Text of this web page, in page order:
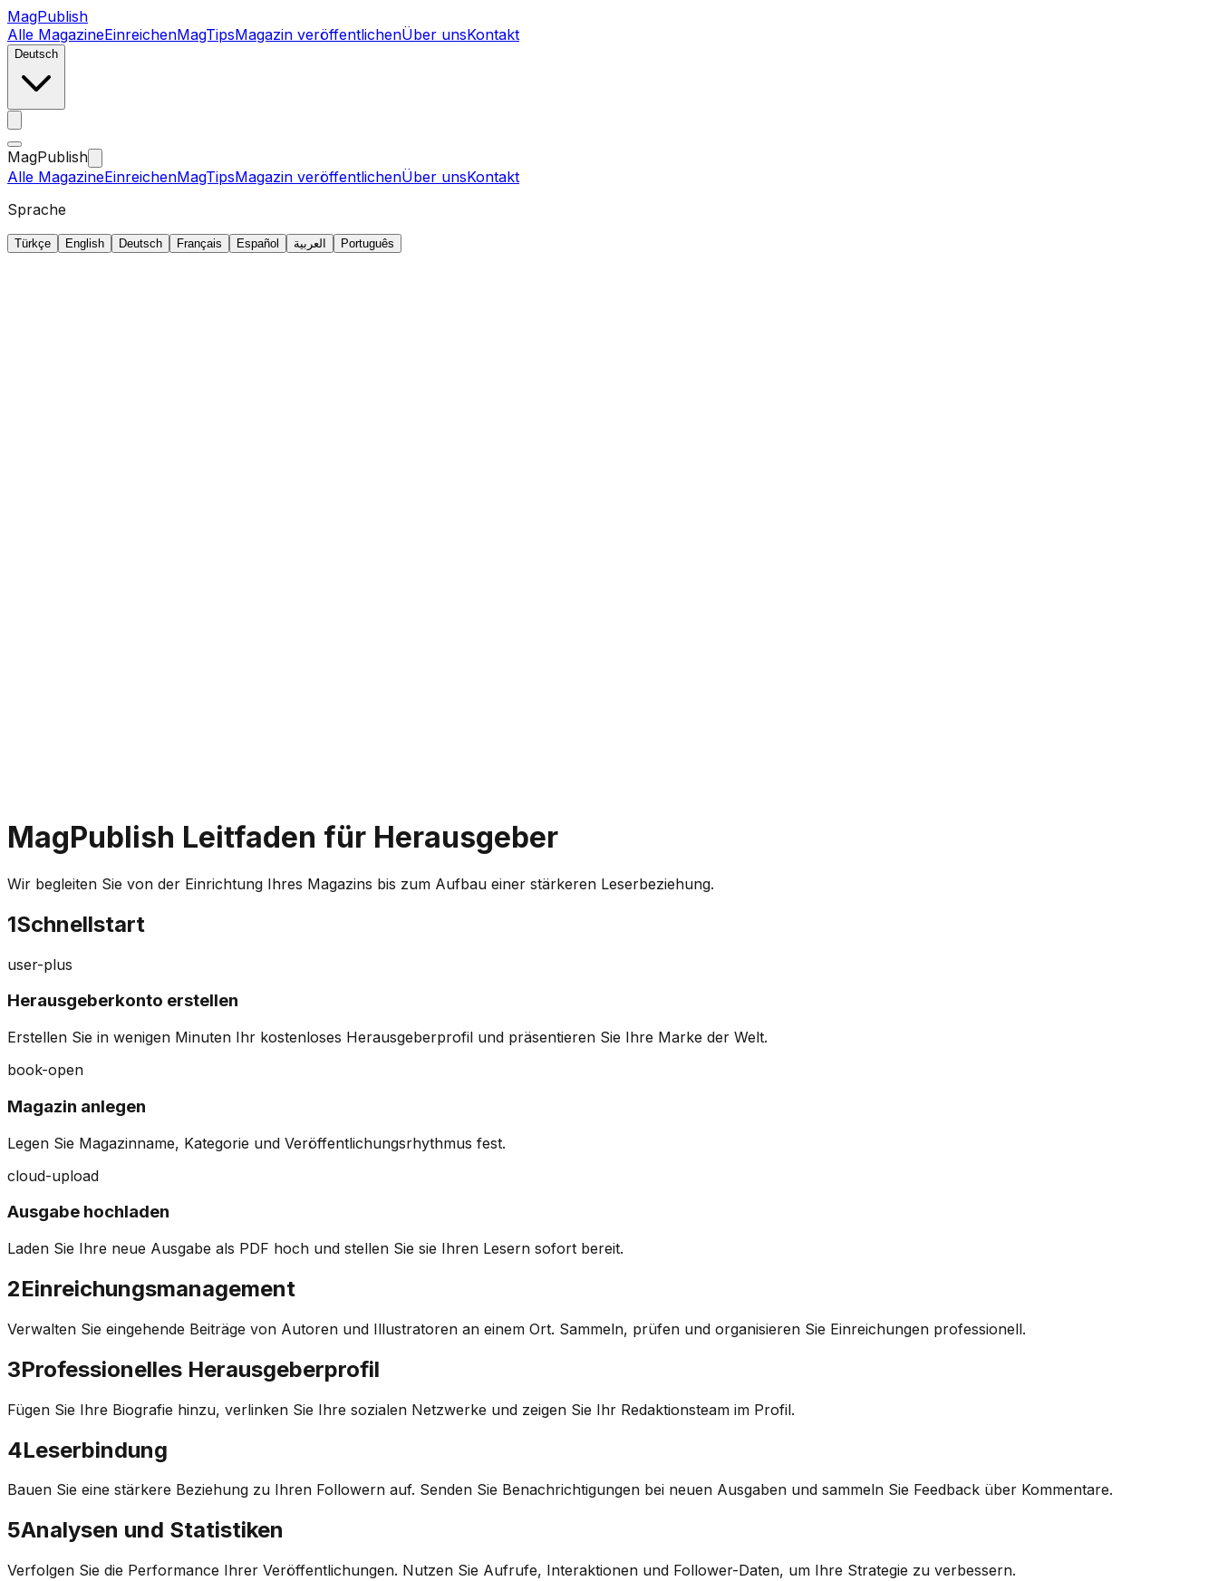
MagPublish
Alle MagazineEinreichenMagTipsMagazin veröffentlichenÜber unsKontakt
Deutsch
MagPublish
Alle MagazineEinreichenMagTipsMagazin veröffentlichenÜber unsKontakt
Sprache
Türkçe English Deutsch Français Español العربية Português
MagPublish Leitfaden für Herausgeber
Wir begleiten Sie von der Einrichtung Ihres Magazins bis zum Aufbau einer stärkeren Leserbeziehung.
1Schnellstart
user-plus
Herausgeberkonto erstellen
Erstellen Sie in wenigen Minuten Ihr kostenloses Herausgeberprofil und präsentieren Sie Ihre Marke der Welt.
book-open
Magazin anlegen
Legen Sie Magazinname, Kategorie und Veröffentlichungsrhythmus fest.
cloud-upload
Ausgabe hochladen
Laden Sie Ihre neue Ausgabe als PDF hoch und stellen Sie sie Ihren Lesern sofort bereit.
2Einreichungsmanagement
Verwalten Sie eingehende Beiträge von Autoren und Illustratoren an einem Ort. Sammeln, prüfen und organisieren Sie Einreichungen professionell.
3Professionelles Herausgeberprofil
Fügen Sie Ihre Biografie hinzu, verlinken Sie Ihre sozialen Netzwerke und zeigen Sie Ihr Redaktionsteam im Profil.
4Leserbindung
Bauen Sie eine stärkere Beziehung zu Ihren Followern auf. Senden Sie Benachrichtigungen bei neuen Ausgaben und sammeln Sie Feedback über Kommentare.
5Analysen und Statistiken
Verfolgen Sie die Performance Ihrer Veröffentlichungen. Nutzen Sie Aufrufe, Interaktionen und Follower-Daten, um Ihre Strategie zu verbessern.